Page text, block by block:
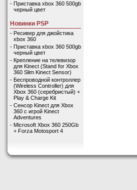
- Приставка xbox 360 500gb
черный цвет
Новинки PSP
- Ресивер для джойстика
xbox 360
- Приставка xbox 360 500gb
черный цвет
- Крепление на телевизор
для Kinect (Stand for Xbox
360 Slim Kinect Sensor)
- Беспроводной контроллер
(Wireless Controller) для
Xbox 360 (серебристый) +
Play & Charge Kit
- Сенсор Kinect для Xbox
360 с игрой Kinect
Adventures
- Microsoft Xbox 360 250Gb
+ Forza Motosport 4